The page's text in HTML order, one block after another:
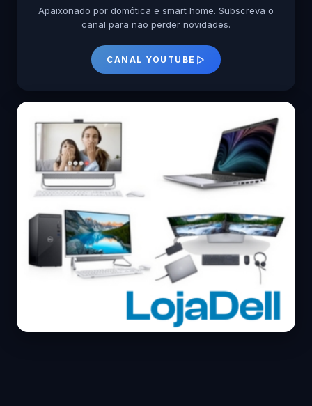
Apaixonado por domótica e smart home. Subscreva o
canal para não perder novidades.
CANAL YOUTUBE